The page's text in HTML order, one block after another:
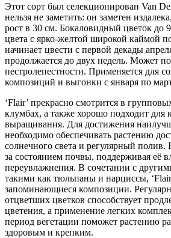
Этот сорт был селекционирован Van
нельзя не заметить: он заметен
рост в 30 см. Бокаловидный цветок до
цвета с ярко-желтой широкой каймой
начинает цвести с первой декады
продолжается до двух недель. Может
пестролепестности. Применяется для
композиций и выгонки с января по
‘Flair’ прекрасно смотрится в
клумбах, а также хорошо подходит для
выращивания. Для достижения
необходимо обеспечивать растению
солнечного света и регулярный полив.
за состоянием почвы, поддерживая её
переувлажнения. В сочетании с
такими как тюльпаны и нарциссы,
запоминающиеся композиции.
отцветших цветков способствует
цветения, а применение легких
период вегетации поможет растению
здоровым и крепким.